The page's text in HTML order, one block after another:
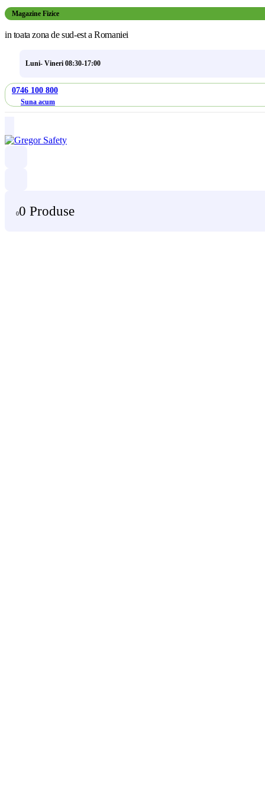
Magazine Fizice
in toata zona de sud-est a Romaniei
Luni- Vineri 08:30-17:00
0746 100 800
Suna acum
00 Produse